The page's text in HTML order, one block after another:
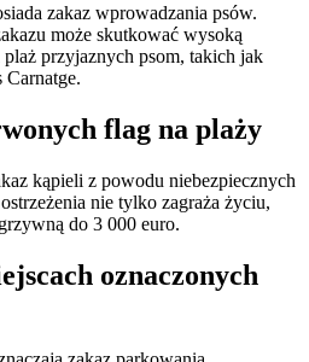
zakaz wprowadzania psów.
może skutkować wysoką
przyjaznych psom, takich jak
Carnatge.
flag na plaży
kąpieli z powodu niebezpiecznych
nie tylko zagraża życiu,
do 3 000 euro.
oznaczonych